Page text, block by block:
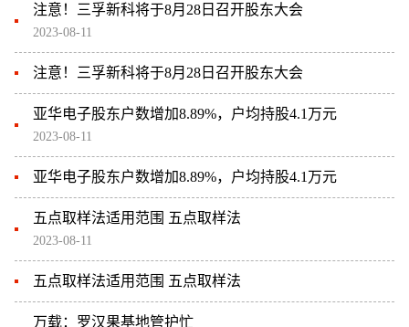
注意！三孚新科将于8月28日召开股东大会
2023-08-11
注意！三孚新科将于8月28日召开股东大会
亚华电子股东户数增加8.89%，户均持股4.1万元
2023-08-11
亚华电子股东户数增加8.89%，户均持股4.1万元
五点取样法适用范围 五点取样法
2023-08-11
五点取样法适用范围 五点取样法
万载：罗汉果基地管护忙